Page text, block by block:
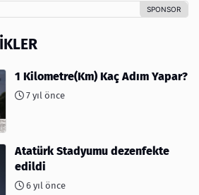
1 Kilometre(Km) Kaç Adım Yapar?
7 yıl önce
Atatürk Stadyumu dezenfekte
edildi
6 yıl önce